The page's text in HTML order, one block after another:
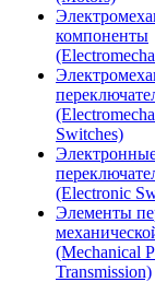
компоненты
Switches)
(Electronic
Элементы
(Mechanical
Transmission)